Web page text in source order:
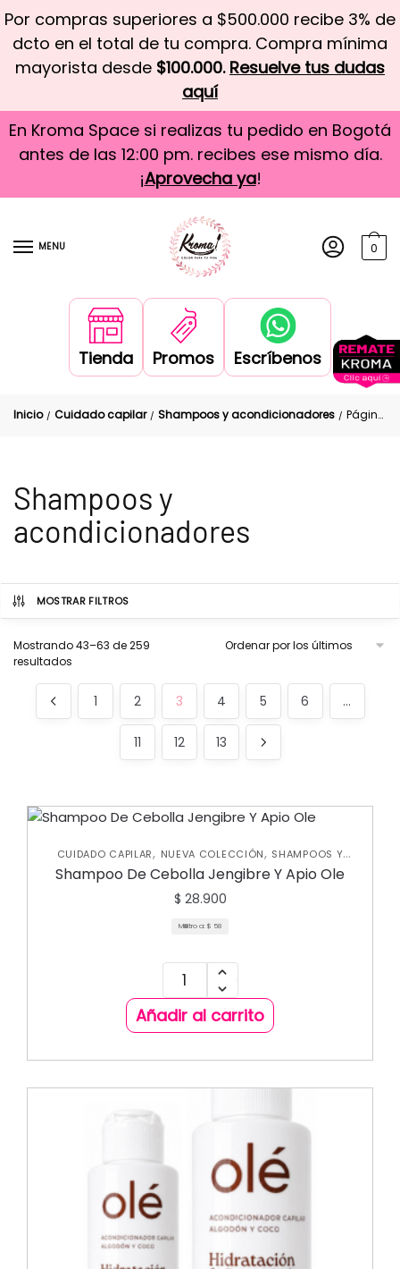
Por compras superiores a $500.000 recibe 3% de
dcto en el total de tu compra. Compra mínima
mayorista desde $100.000. Resuelve tus dudas
aquí
En Kroma Space si realizas tu pedido en Bogotá
antes de las 12:00 pm. recibes ese mismo día.
¡Aprovecha ya!
MENU 0
Tienda Promos Escríbenos
Inicio / Cuidado capilar / Shampoos y acondicionadores / Página 3
Shampoos y
acondicionadores
MOSTRAR FILTROS
Mostrando 43–63 de 259
resultados
1 2 3 4 5 6 …
11 12 13
CUIDADO CAPILAR, NUEVA COLECCIÓN, SHAMPOOS Y
ACONDICIONADORES
Shampoo De Cebolla Jengibre Y Apio Ole
$ 28.900
Mililitro a: $ 58
Añadir al carrito